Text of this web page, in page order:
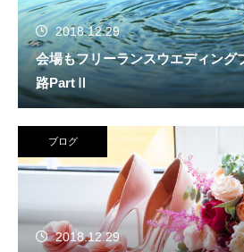
2018.12.29
会場もフリーランスウエディング
路PartⅡ
ブログ
2018.12.29